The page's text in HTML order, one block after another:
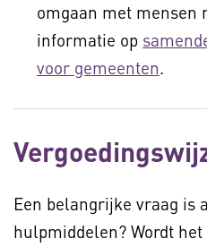
omgaan met mensen
informatie op
voor gemeenten.
Een belangrijke vraag is
hulpmiddelen? Wordt